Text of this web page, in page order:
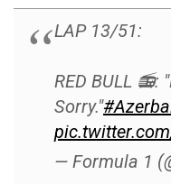
LAP 13/51:
RED BULL 📻:
Sorry."
— Formula 1